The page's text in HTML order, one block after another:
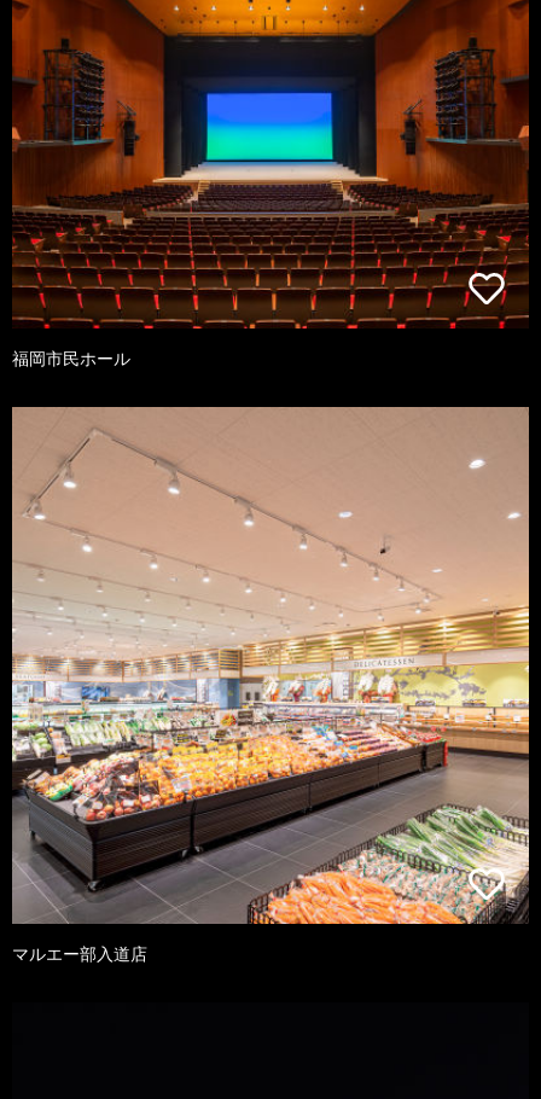
福岡市民ホール
マルエー部入道店